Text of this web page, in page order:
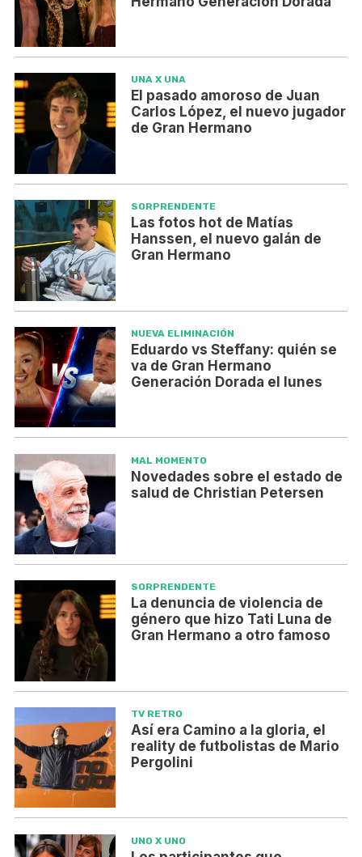
UNA X UNA
El pasado amoroso de Juan
Carlos López, el nuevo jugador
de Gran Hermano
SORPRENDENTE
Las fotos hot de Matías
Hanssen, el nuevo galán de
Gran Hermano
NUEVA ELIMINACIÓN
Eduardo vs Steffany: quién se
va de Gran Hermano
Generación Dorada el lunes
MAL MOMENTO
Novedades sobre el estado de
salud de Christian Petersen
SORPRENDENTE
La denuncia de violencia de
género que hizo Tati Luna de
Gran Hermano a otro famoso
TV RETRO
Así era Camino a la gloria, el
reality de futbolistas de Mario
Pergolini
UNO X UNO